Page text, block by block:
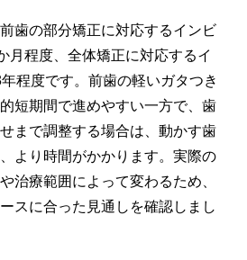
歯の部分矯正に対応するインビ
月程度、全体矯正に対応するイ
程度です。前歯の軽いガタつき
短期間で進めやすい一方で、歯
まで調整する場合は、動かす歯
より時間がかかります。実際の
治療範囲によって変わるため、
スに合った見通しを確認しまし